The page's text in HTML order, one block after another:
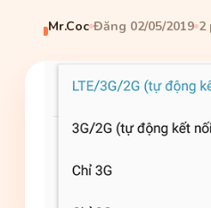
Mr.Coc Đăng 02/05/2019 2